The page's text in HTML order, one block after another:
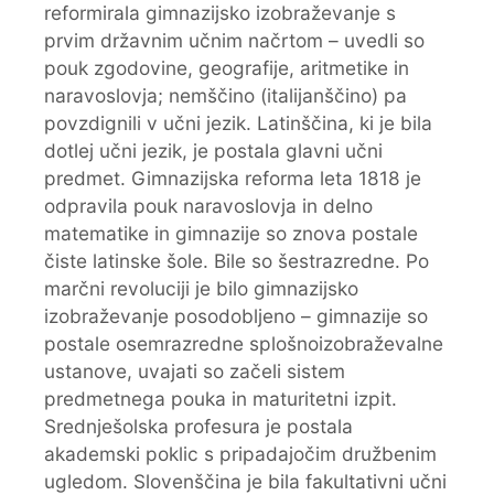
reformirala gimnazijsko izobraževanje s
prvim državnim učnim načrtom – uvedli so
pouk zgodovine, geografije, aritmetike in
naravoslovja; nemščino (italijanščino) pa
povzdignili v učni jezik. Latinščina, ki je bila
dotlej učni jezik, je postala glavni učni
predmet. Gimnazijska reforma leta 1818 je
odpravila pouk naravoslovja in delno
matematike in gimnazije so znova postale
čiste latinske šole. Bile so šestrazredne. Po
marčni revoluciji je bilo gimnazijsko
izobraževanje posodobljeno – gimnazije so
postale osemrazredne splošnoizobraževalne
ustanove, uvajati so začeli sistem
predmetnega pouka in maturitetni izpit.
Srednješolska profesura je postala
akademski poklic s pripadajočim družbenim
ugledom. Slovenščina je bila fakultativni učni